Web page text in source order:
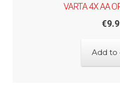
VARTA 4X AA
€
Add to